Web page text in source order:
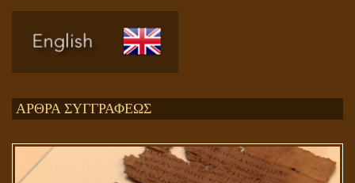
ΑΡΘΡΑ ΣΥΓΓΡΑΦΕΩΣ